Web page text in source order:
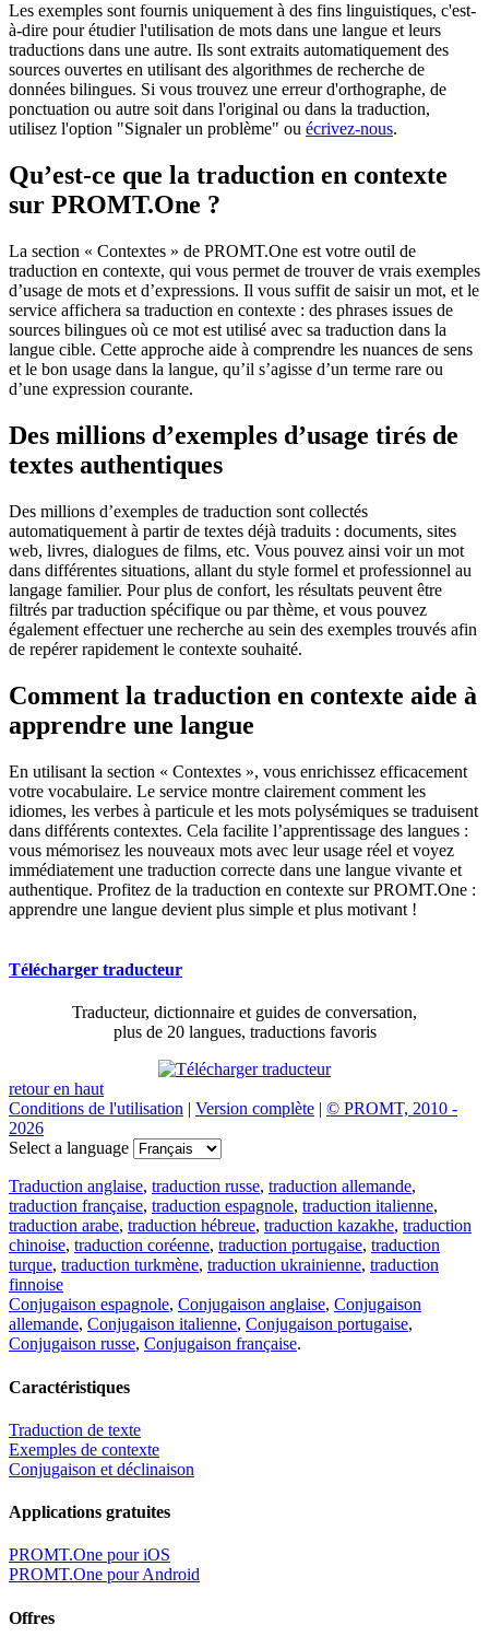
Les exemples sont fournis uniquement à des fins linguistiques, c'est-
à-dire pour étudier l'utilisation de mots dans une langue et leurs
traductions dans une autre. Ils sont extraits automatiquement des
sources ouvertes en utilisant des algorithmes de recherche de
données bilingues. Si vous trouvez une erreur d'orthographe, de
ponctuation ou autre soit dans l'original ou dans la traduction,
utilisez l'option "Signaler un problème" ou écrivez-nous.
Qu’est-ce que la traduction en contexte
sur PROMT.One ?
La section « Contextes » de PROMT.One est votre outil de
traduction en contexte, qui vous permet de trouver de vrais exemples
d’usage de mots et d’expressions. Il vous suffit de saisir un mot, et le
service affichera sa traduction en contexte : des phrases issues de
sources bilingues où ce mot est utilisé avec sa traduction dans la
langue cible. Cette approche aide à comprendre les nuances de sens
et le bon usage dans la langue, qu’il s’agisse d’un terme rare ou
d’une expression courante.
Des millions d’exemples d’usage tirés de
textes authentiques
Des millions d’exemples de traduction sont collectés
automatiquement à partir de textes déjà traduits : documents, sites
web, livres, dialogues de films, etc. Vous pouvez ainsi voir un mot
dans différentes situations, allant du style formel et professionnel au
langage familier. Pour plus de confort, les résultats peuvent être
filtrés par traduction spécifique ou par thème, et vous pouvez
également effectuer une recherche au sein des exemples trouvés afin
de repérer rapidement le contexte souhaité.
Comment la traduction en contexte aide à
apprendre une langue
En utilisant la section « Contextes », vous enrichissez efficacement
votre vocabulaire. Le service montre clairement comment les
idiomes, les verbes à particule et les mots polysémiques se traduisent
dans différents contextes. Cela facilite l’apprentissage des langues :
vous mémorisez les nouveaux mots avec leur usage réel et voyez
immédiatement une traduction correcte dans une langue vivante et
authentique. Profitez de la traduction en contexte sur PROMT.One :
apprendre une langue devient plus simple et plus motivant !
Télécharger traducteur
Traducteur, dictionnaire et guides de conversation,
plus de 20 langues, traductions favoris
retour en haut
Conditions de l'utilisation | Version complète | © PROMT, 2010 -
2026
Select a language
Traduction anglaise, traduction russe, traduction allemande,
traduction française, traduction espagnole, traduction italienne,
traduction arabe, traduction hébreue, traduction kazakhe, traduction
chinoise, traduction coréenne, traduction portugaise, traduction
turque, traduction turkmène, traduction ukrainienne, traduction
finnoise
Conjugaison espagnole, Conjugaison anglaise, Conjugaison
allemande, Conjugaison italienne, Conjugaison portugaise,
Conjugaison russe, Conjugaison française.
Caractéristiques
Traduction de texte
Exemples de contexte
Conjugaison et déclinaison
Applications gratuites
PROMT.One pour iOS
PROMT.One pour Android
Offres